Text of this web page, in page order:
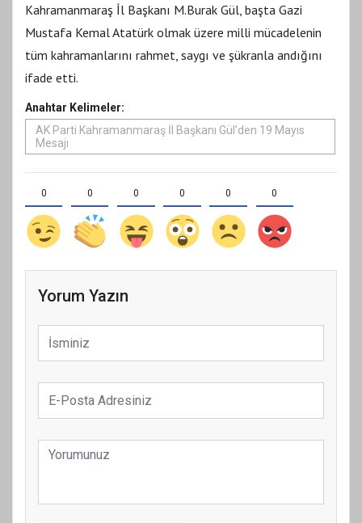
Kahramanmaraş İl Başkanı M.Burak Gül, başta Gazi
Mustafa Kemal Atatürk olmak üzere milli mücadelenin
tüm kahramanlarını rahmet, saygı ve şükranla andığını
ifade etti.
Anahtar Kelimeler:
AK Parti Kahramanmaraş İl Başkanı Gül’den 19 Mayıs
Mesajı
0 0 0 0 0 0
Yorum Yazın